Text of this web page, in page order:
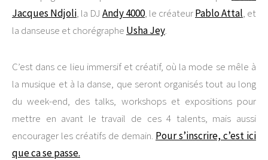
Jacques Ndjoli, la DJ Andy 4000, le créateurPablo Attal, et
la danseuse et chorégraphe Usha Jey.
C’est dans ce lieu immersif et créatif, où la mode se mêle à
la musique et à la danse, que seront organisés tout au long
du week-end, des talks, workshops et expositions pour
mettre en avant le travail de ces 4 talents, mais aussi
encourager les créatifs de demain. Pour s’inscrire, c’est ici
que ca se passe.